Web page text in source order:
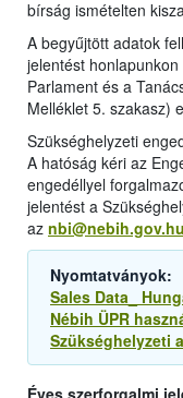
bírság ismételten
A begyűjtött adatok
jelentést
Parlament és a
Melléklet 5. szakasz)
Szükséghelyzeti
A hatóság kéri az
engedéllyel
jelentést a
az nbi@nebih.gov.hu
Nyomtatványok:
Sales Data_
Nébih ÜPR
Szükséghelyzeti